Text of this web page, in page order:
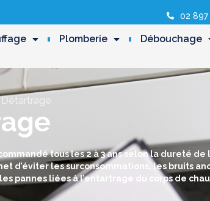
02
Plomberie Débouchage
Détartrage
tous les 2 à 3 ans selon la dureté de
d’éviter les surconsommations, les bruits
pannes liées à l’entartrage du corps de